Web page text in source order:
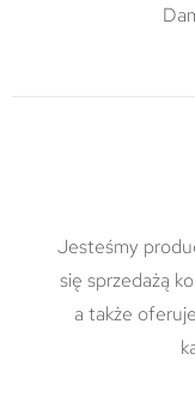
Jesteśmy
się sprzedażą
a także